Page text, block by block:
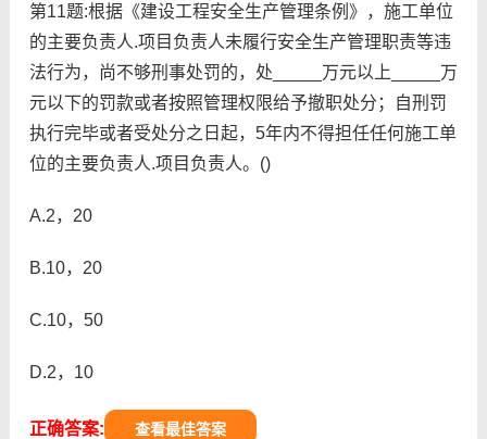
第11题:根据《建设工程安全生产管理条例》，施工单位
的主要负责人.项目负责人未履行安全生产管理职责等违
法行为，尚不够刑事处罚的，处_____万元以上_____万
元以下的罚款或者按照管理权限给予撤职处分；自刑罚
执行完毕或者受处分之日起，5年内不得担任任何施工单
位的主要负责人.项目负责人。()
A.2，20
B.10，20
C.10，50
D.2，10
正确答案: 查看最佳答案